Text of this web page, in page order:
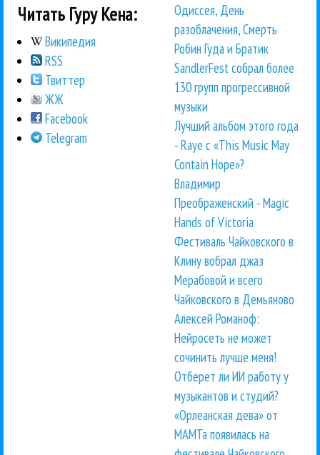
Читать Гуру Кена:
Википедия
RSS
Твиттер
ЖЖ
Facebook
Telegram
Одиссея, День
разоблачения, Смерть
Робин Гуда и Братик
SandlerFest собрал более
130 групп прогрессивной
музыки
Лучший альбом этого года
- Raye с «This Music May
Contain Hope»?
Владимир
Преображенский - Magic
Hands of Victoria
Фестиваль Чайковского в
Клину вобрал джаз
Мерабовой и всего
Чайковского в Демьяново
Алексей Романоф:
Нейросеть не может
сочинить лучше меня!
Отберет ли ИИ работу у
музыкантов и студий?
«Орлеанская дева» от
МАМТа появилась на